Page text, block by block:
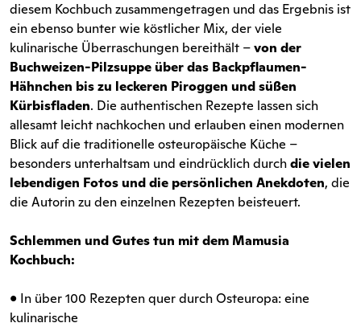
diesem Kochbuch zusammengetragen und das Ergebnis ist
ein ebenso bunter wie köstlicher Mix, der viele
kulinarische Überraschungen bereithält –von der
Buchweizen-Pilzsuppe über das Backpflaumen-
Hähnchen bis zu leckeren Piroggen und süßen
Kürbisfladen. Die authentischen Rezepte lassen sich
allesamt leicht nachkochen und erlauben einen modernen
Blick auf die traditionelle osteuropäische Küche –
besonders unterhaltsam und eindrücklich durchdie vielen
lebendigen Fotos und die persönlichen Anekdoten, die
die Autorin zu den einzelnen Rezepten beisteuert.
Schlemmen und Gutes tun mit dem Mamusia
Kochbuch:
• In über 100 Rezepten quer durch Osteuropa: eine
kulinarische